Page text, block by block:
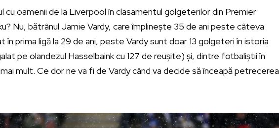
cu oamenii de la Liverpool în clasamentul golgeterilor din Premier
Nu, bătrânul Jamie Vardy, care împlinește 35 de ani peste câteva
în prima ligă la 29 de ani, peste Vardy sunt doar 13 golgeteri în istoria
pe olandezul Hasselbaink cu 127 de reușite) și, dintre fotbaliștii în
mult. Ce dor ne va fi de Vardy când va decide să înceapă petrecerea